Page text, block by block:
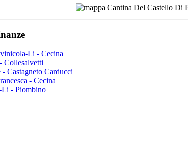
Li - Cecina
Collesalvetti
Castagneto Carducci
- Cecina
Li - Piombino